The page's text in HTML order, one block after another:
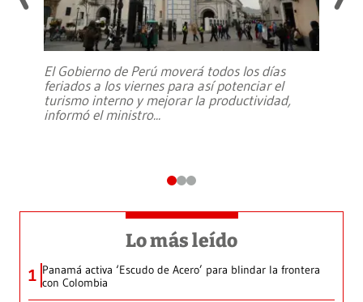
El Gobierno de Perú moverá todos los días
feriados a los viernes para así potenciar el
turismo interno y mejorar la productividad,
informó el ministro...
Lo más leído
1 Panamá activa ‘Escudo de Acero’ para blindar la frontera
con Colombia